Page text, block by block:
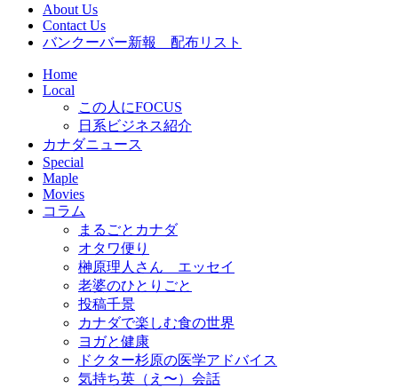
About Us
Contact Us
バンクーバー新報 配布リスト
Home
Local
この人にFOCUS
日系ビジネス紹介
カナダニュース
Special
Maple
Movies
コラム
まるごとカナダ
オタワ便り
榊原理人さん エッセイ
老婆のひとりごと
投稿千景
カナダで楽しむ食の世界
ヨガと健康
ドクター杉原の医学アドバイス
気持ち英（え〜）会話